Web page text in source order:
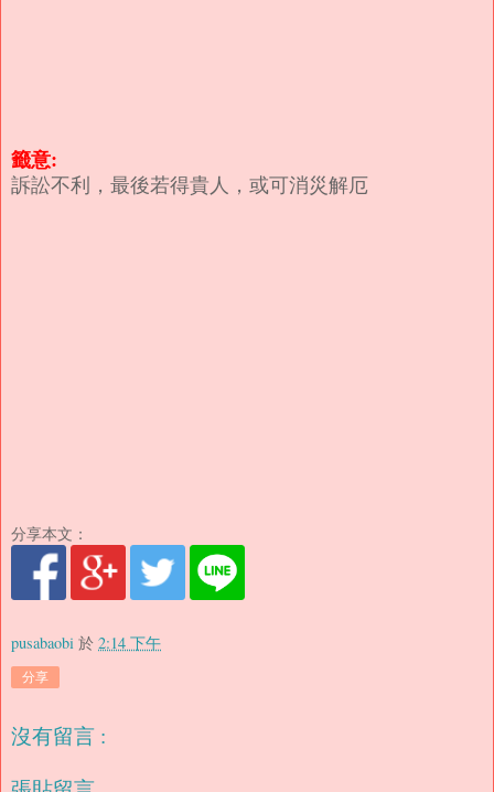
籤意:
訴訟不利，最後若得貴人，或可消災解厄
分享本文：
pusabaobi 於 2:14 下午
分享
沒有留言 :